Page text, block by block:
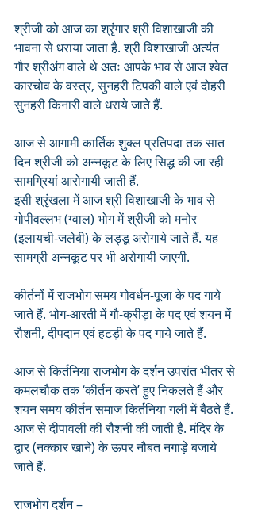
श्रीजी को आज का श्रृंगार श्री विशाखाजी की
भावना से धराया जाता है. श्री विशाखाजी अत्यंत
गौर श्रीअंग वाले थे अतः आपके भाव से आज श्वेत
कारचोव के वस्त्र, सुनहरी टिपकी वाले एवं दोहरी
सुनहरी किनारी वाले धराये जाते हैं.
आज से आगामी कार्तिक शुक्ल प्रतिपदा तक सात
दिन श्रीजी को अन्नकूट के लिए सिद्ध की जा रही
सामग्रियां आरोगायी जाती हैं.
इसी श्रृंखला में आज श्री विशाखाजी के भाव से
गोपीवल्लभ (ग्वाल) भोग में श्रीजी को मनोर
(इलायची-जलेबी) के लड्डू अरोगाये जाते हैं. यह
सामग्री अन्नकूट पर भी अरोगायी जाएगी.
कीर्तनों में राजभोग समय गोवर्धन-पूजा के पद गाये
जाते हैं. भोग-आरती में गौ-क्रीड़ा के पद एवं शयन में
रौशनी, दीपदान एवं हटड़ी के पद गाये जाते हैं.
आज से किर्तनिया राजभोग के दर्शन उपरांत भीतर से
कमलचौक तक ‘कीर्तन करते’ हुए निकलते हैं और
शयन समय कीर्तन समाज किर्तनिया गली में बैठते हैं.
आज से दीपावली की रौशनी की जाती है. मंदिर के
द्वार (नक्कार खाने) के ऊपर नौबत नगाड़े बजाये
जाते हैं.
राजभोग दर्शन –